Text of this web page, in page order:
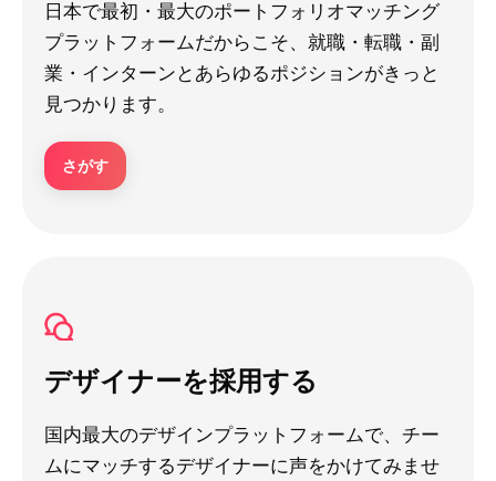
日本で最初・最大のポートフォリオマッチング
プラットフォームだからこそ、就職・転職・副
業・インターンとあらゆるポジションがきっと
見つかります。
さがす
デザイナーを採用する
国内最大のデザインプラットフォームで、チー
ムにマッチするデザイナーに声をかけてみませ